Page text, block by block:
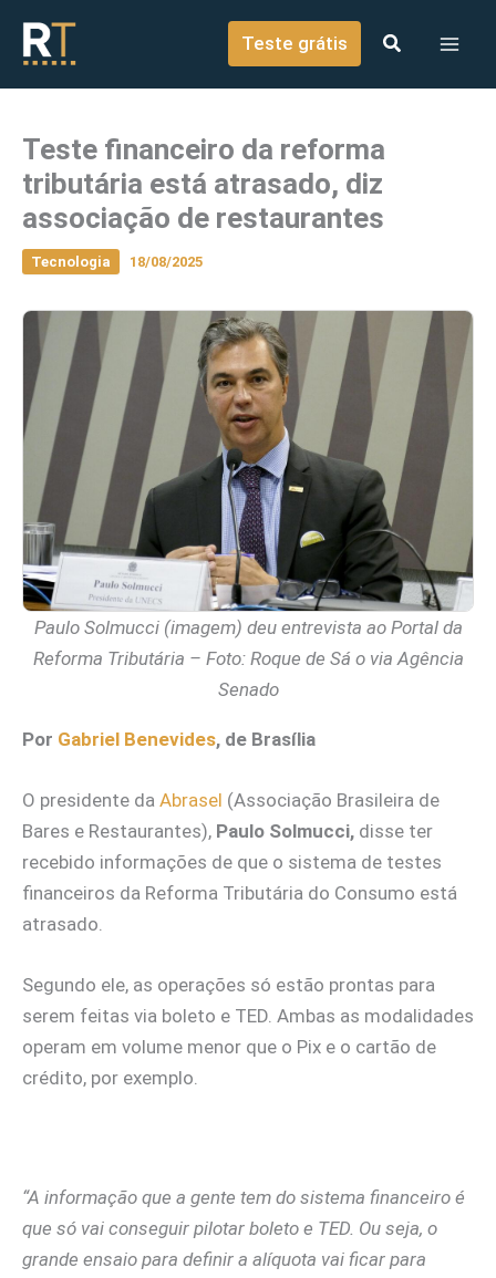
conteúdo
Teste grátis
Teste financeiro da reforma
tributária está atrasado, diz
associação de restaurantes
Tecnologia 18/08/2025
Paulo Solmucci (imagem) deu entrevista ao Portal da
Reforma Tributária – Foto: Roque de Sá o via Agência
Senado
Por Gabriel Benevides, de Brasília
O presidente da Abrasel (Associação Brasileira de
Bares e Restaurantes), Paulo Solmucci, disse ter
recebido informações de que o sistema de testes
financeiros da Reforma Tributária do Consumo está
atrasado.
Segundo ele, as operações só estão prontas para
serem feitas via boleto e TED. Ambas as modalidades
operam em volume menor que o Pix e o cartão de
crédito, por exemplo.
“A informação que a gente tem do sistema financeiro é
que só vai conseguir pilotar boleto e TED. Ou seja, o
grande ensaio para definir a alíquota vai ficar para